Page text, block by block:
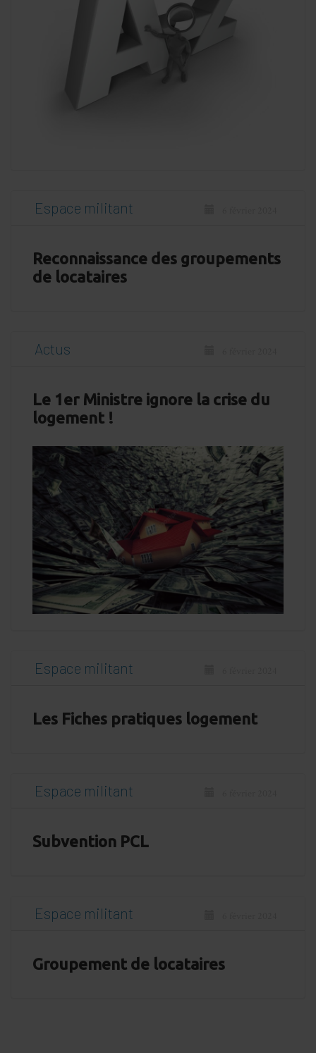
Espace militant
Reconnaissance des groupements
de locataires
Actus
Le 1er Ministre ignore la crise du
logement !
Espace militant
Les Fiches pratiques logement
Espace militant
Subvention PCL
Espace militant
Groupement de locataires